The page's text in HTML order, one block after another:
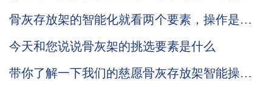
骨灰存放架的智能化就看两个要素，操作是否
今天和您说说骨灰架的挑选要素是什么
带你了解一下我们的慈愿骨灰存放架智能操作